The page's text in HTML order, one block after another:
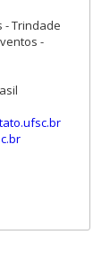
- Trindade
-